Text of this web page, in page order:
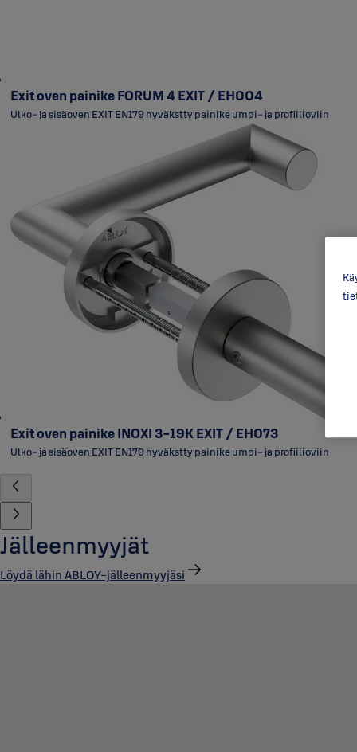
Exit oven painike FORUM 4 EXIT / EH004
Ulko- ja sisäoven EXIT EN179 hyväkstty painike umpi- ja profiilioviin
Exit oven painike INOXI 3-19K EXIT / EH073
Ulko- ja sisäoven EXIT EN179 hyväkstty painike umpi- ja profiilioviin
Jälleenmyyjät
Löydä lähin ABLOY-jälleenmyyjäsi